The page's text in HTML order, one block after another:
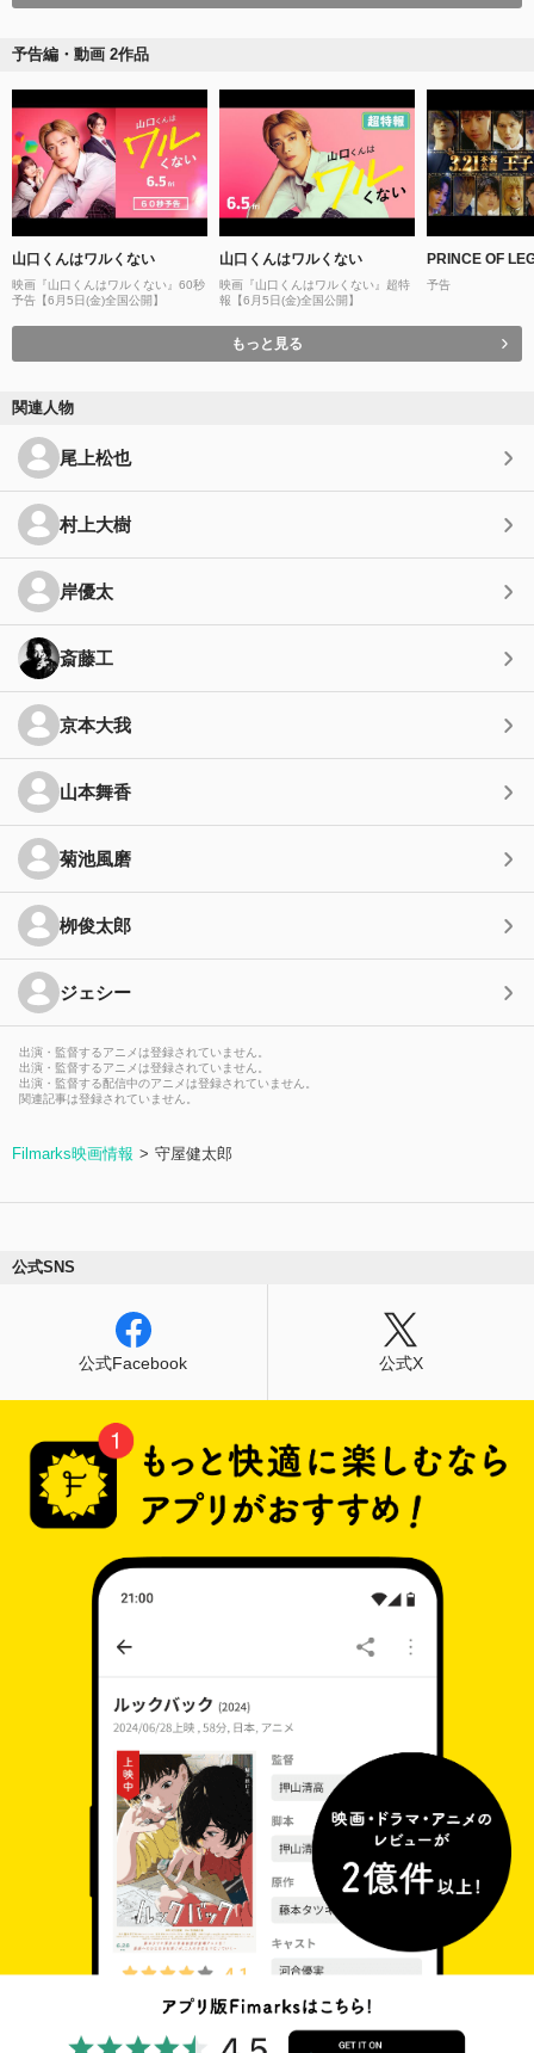
予告編・動画 2作品
山口くんはワルくない
映画『山口くんはワルくない』60秒
予告【6月5日(金)全国公開】
山口くんはワルくない
映画『山口くんはワルくない』超特
報【6月5日(金)全国公開】
PRINCE OF
予告
もっと見る
関連人物
尾上松也
村上大樹
岸優太
斎藤工
京本大我
山本舞香
菊池風磨
栁俊太郎
ジェシー
出演・監督するアニメは登録されていません。
出演・監督するアニメは登録されていません。
出演・監督する配信中のアニメは登録されていません。
関連記事は登録されていません。
Filmarks映画情報 守屋健太郎
公式SNS
公式Facebook 公式X